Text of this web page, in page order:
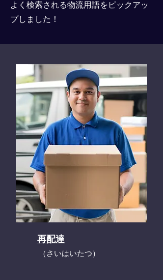
よく検索される物流用語をピックアッ
プしました！
再配達
​（さいはいたつ）